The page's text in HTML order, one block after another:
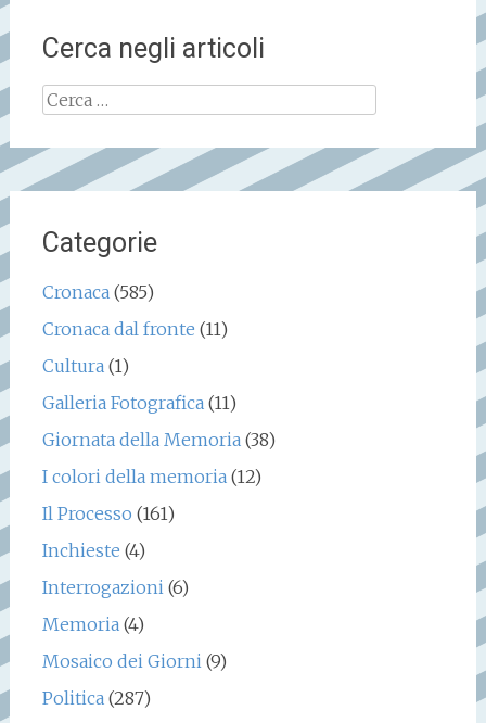
Cerca negli articoli
Ricerca
Categorie
Cronaca(585)
Cronaca dal fronte (11)
Cultura(1)
Galleria Fotografica(11)
Giornata della Memoria(38)
I colori della memoria(12)
Il Processo (161)
Inchieste (4)
Interrogazioni(6)
Memoria(4)
Mosaico dei Giorni(9)
Politica(287)